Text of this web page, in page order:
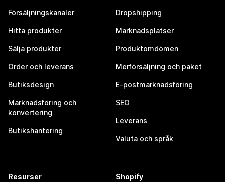
Försäljningskanaler
Hitta produkter
Sälja produkter
Order och leverans
Butiksdesign
Marknadsföring och
konvertering
Butikshantering
Dropshipping
Marknadsplatser
Produktomdömen
Merförsäljning och paket
E-postmarknadsföring
SEO
Leverans
Valuta och språk
Resurser Shopify